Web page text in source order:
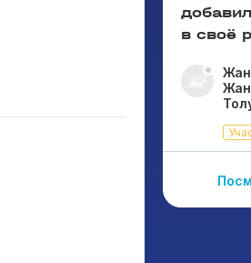
в своё